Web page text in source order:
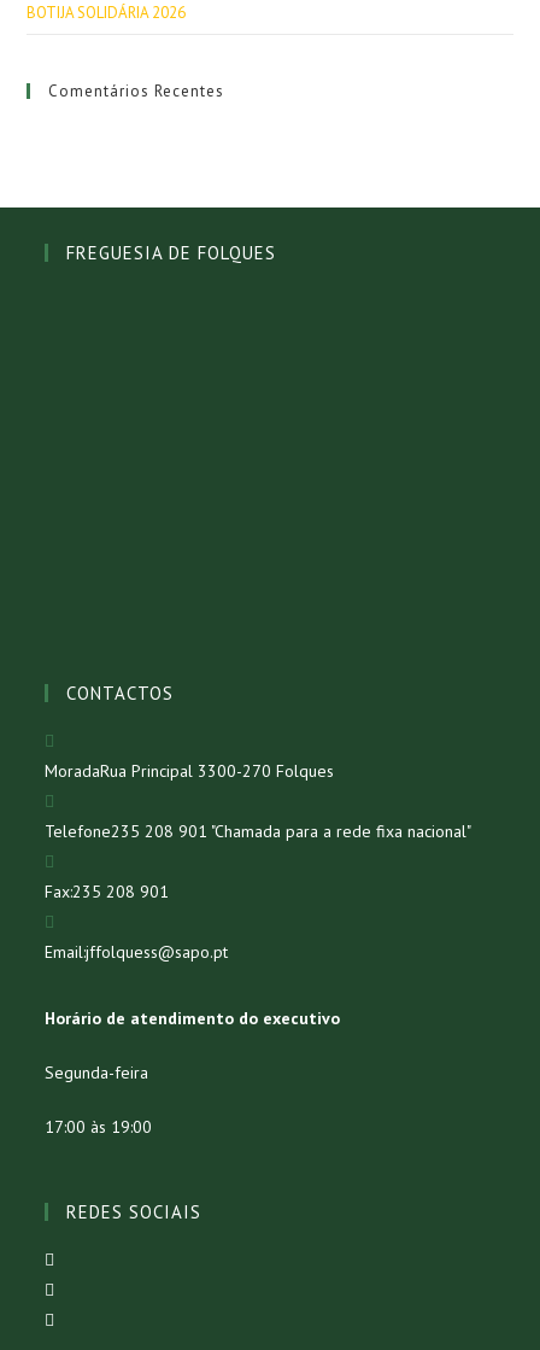
BOTIJA SOLIDÁRIA 2026
Comentários Recentes
FREGUESIA DE FOLQUES
CONTACTOS
MoradaRua Principal 3300-270 Folques
Telefone235 208 901 "Chamada para a rede fixa nacional"
Fax:235 208 901
Email:jffolquess@sapo.pt
Horário de atendimento do executivo
Segunda-feira
17:00 às 19:00
REDES SOCIAIS